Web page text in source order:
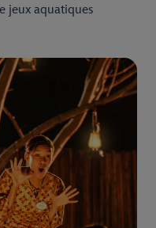
jeux aquatiques